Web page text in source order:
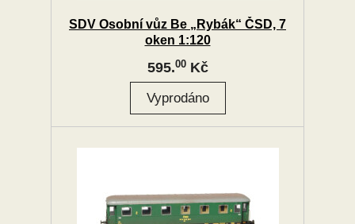
SDV Osobní vůz Be „Rybák“ ČSD, 7
oken 1:120
595.00Kč